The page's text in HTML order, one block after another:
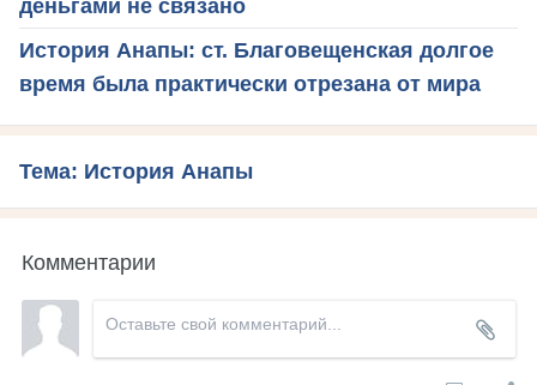
деньгами не связано
История Анапы: ст. Благовещенская долгое
время была практически отрезана от мира
Тема: История Анапы
Комментарии